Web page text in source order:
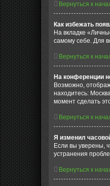
Вернуться к
Как избежать
На вкладке
самому себе. Для
Вернуться к
На конференции
Возможно,
находитесь:
момент сделать
Вернуться к
Я изменил
Если вы уверены,
устранения
Вернуться к